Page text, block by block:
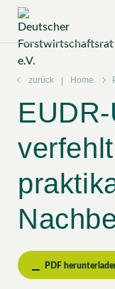
Zum
Inhalt
springenzurück Home
PDF